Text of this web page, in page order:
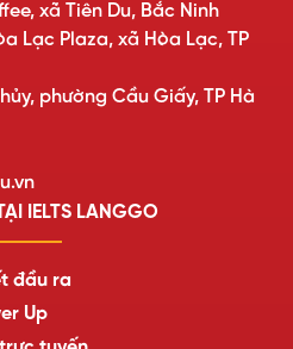
xã Tiên Du, Bắc Ninh
Lạc Plaza, xã Hòa Lạc, TP
phường Cầu Giấy, TP Hà
IELTS LANGGO
đầu ra
Up